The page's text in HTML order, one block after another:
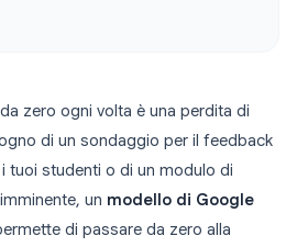
zero ogni volta è una perdita di
di un sondaggio per il feedback
tuoi studenti o di un modulo di
un modello di Google
di passare da zero alla